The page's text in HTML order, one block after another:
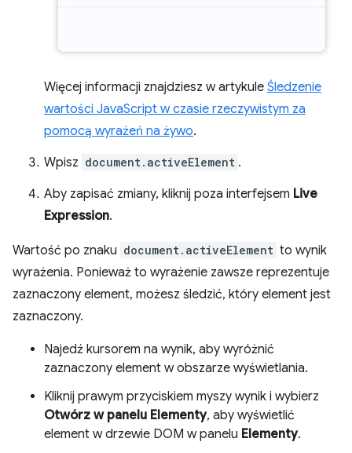
Więcej informacji znajdziesz w artykule Śledzenie
wartości JavaScript w czasie rzeczywistym za
pomocą wyrażeń na żywo.
Wpisz document.activeElement .
Aby zapisać zmiany, kliknij poza interfejsem Live
Expression.
Wartość po znaku document.activeElement to wynik
wyrażenia. Ponieważ to wyrażenie zawsze reprezentuje
zaznaczony element, możesz śledzić, który element jest
zaznaczony.
Najedź kursorem na wynik, aby wyróżnić
zaznaczony element w obszarze wyświetlania.
Kliknij prawym przyciskiem myszy wynik i wybierz
Otwórz w panelu Elementy, aby wyświetlić
element w drzewie DOM w panelu Elementy.